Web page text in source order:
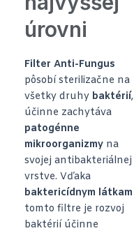
úrovni
Filter Anti-Fungus
pôsobí sterilizačne na
všetky druhy baktérií,
účinne zachytáva
patogénne
mikroorganizmy na
svojej antibakteriálnej
vrstve. Vďaka
baktericídnym látkam
tomto filtre je rozvoj
baktérií účinne